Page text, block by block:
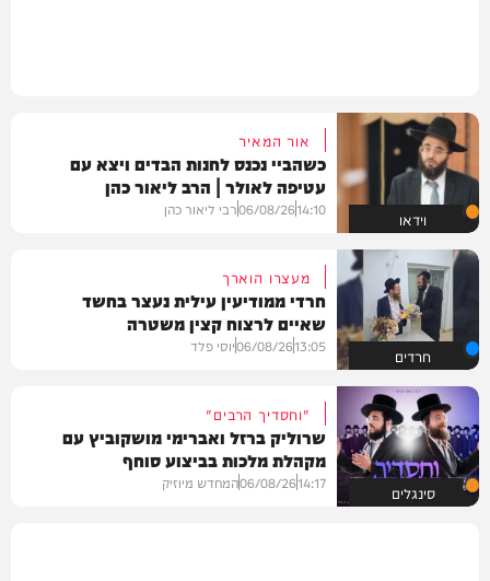
וידאו
אור המאיר
כשהביי נכנס לחנות הבדים ויצא עם
עטיפה לאולר | הרב ליאור כהן
14:10
06/08/26רבי ליאור כהן
חרדים
מעצרו הוארך
חרדי ממודיעין עילית נעצר בחשד
שאיים לרצוח קצין משטרה
13:05
06/08/26יוסי פלד
סינגלים
"וחסדיך הרבים"
שרוליק ברזל ואברימי מושקוביץ עם
מקהלת מלכות בביצוע סוחף
14:17
06/08/26המחדש מיוזיק